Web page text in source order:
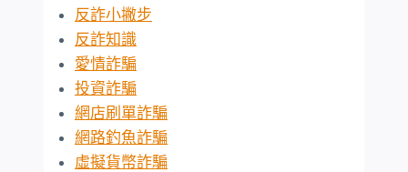
反詐小撇步
反詐知識
愛情詐騙
投資詐騙
網店刷單詐騙
網路釣魚詐騙
虛擬貨幣詐騙